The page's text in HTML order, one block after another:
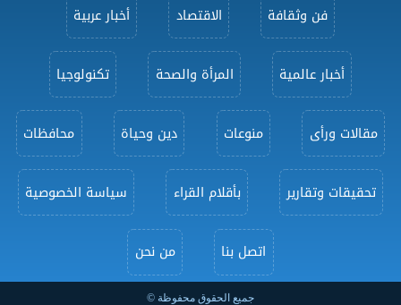
فن وثقافة الاقتصاد أخبار عربية
أخبار عالمية المرأة والصحة تكنولوجيا
مقالات ورأى منوعات دين وحياة محافظات
تحقيقات وتقارير بأقلام القراء سياسة الخصوصية
اتصل بنا من نحن
جميع الحقوق محفوظة ©